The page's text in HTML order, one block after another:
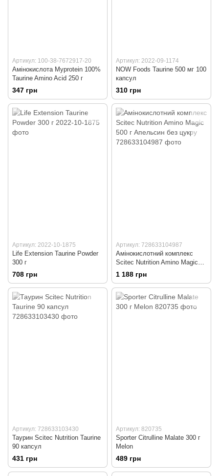
Артикул: 100-38-7672917-20
Амінокислота Myprotein 100%
Taurine Amino Acid 250 г
347 грн
Артикул: 2022-09-1174
NOW Foods Taurine 500 мг 100
капсул
310 грн
Артикул: 2022-10-1875
Life Extension Taurine Powder
300 г
708 грн
Артикул: 728633104987
Амінокислотний комплекс
Scitec Nutrition Amino Magic
500 г Апельсин без цукру
1 188 грн
Артикул: 728633103430
Таурин Scitec Nutrition Taurine
90 капсул
431 грн
Артикул: 820735
Sporter Citrulline Malate 300 г
Melon
489 грн